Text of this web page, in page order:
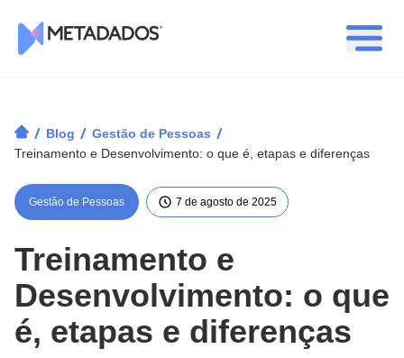
/ Blog / Gestão de Pessoas /
Treinamento e Desenvolvimento: o que é, etapas e diferenças
Gestão de Pessoas 7 de agosto de 2025
Treinamento e
Desenvolvimento: o que
é, etapas e diferenças